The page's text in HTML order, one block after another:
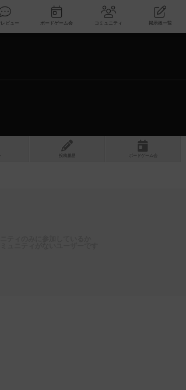
新着レビュー ボードゲーム会 コミュニティ
投稿履歴 ボ ドゲ ーム